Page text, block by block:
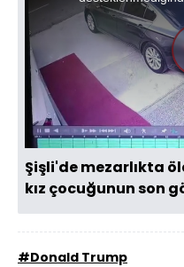
Şişli'de mezarlıkta
kız çocuğunun son
#Donald Trump